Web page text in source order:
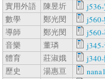
實用外語
陳昱圻
數學
鄭光閔
導師
鄭光閔
音樂
董璘
體育
莊淑娥
歷史
湯惠亘